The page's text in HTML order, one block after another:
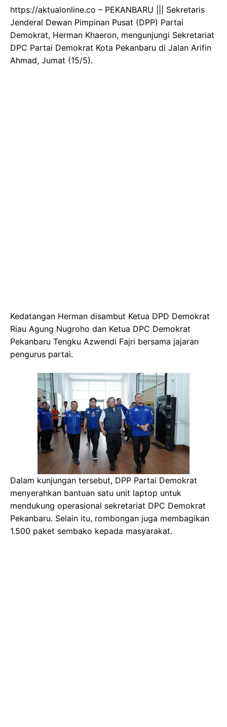
https://aktualonline.co – PEKANBARU ||| Sekretaris
Jenderal Dewan Pimpinan Pusat (DPP) Partai
Demokrat, Herman Khaeron, mengunjungi Sekretariat
DPC Partai Demokrat Kota Pekanbaru di Jalan Arifin
Ahmad, Jumat (15/5).
Kedatangan Herman disambut Ketua DPD Demokrat
Riau Agung Nugroho dan Ketua DPC Demokrat
Pekanbaru Tengku Azwendi Fajri bersama jajaran
pengurus partai.
Dalam kunjungan tersebut, DPP Partai Demokrat
menyerahkan bantuan satu unit laptop untuk
mendukung operasional sekretariat DPC Demokrat
Pekanbaru. Selain itu, rombongan juga membagikan
1.500 paket sembako kepada masyarakat.